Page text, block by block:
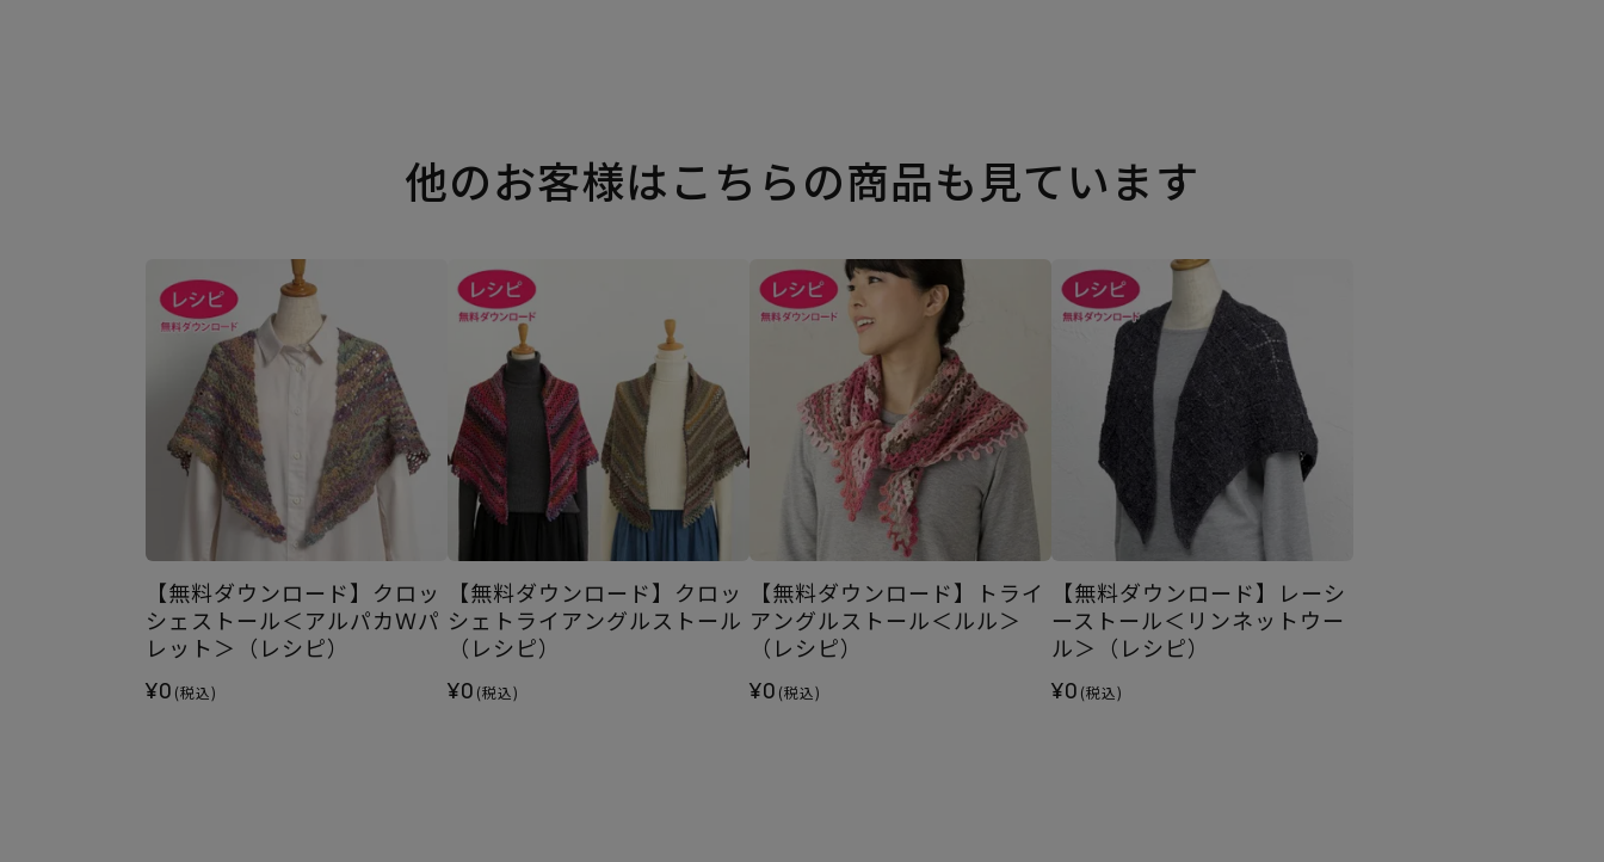
他のお客様はこちらの商品も見ています
【無料ダウンロード】クロッ
シェストール＜アルパカＷパ
レット＞（レシピ）
¥0 (税込)
【無料ダウンロード】クロッ
シェトライアングルストール
（レシピ）
¥0 (税込)
【無料ダウンロード】トライ
アングルストール＜ルル＞
（レシピ）
¥0 (税込)
【無料ダウンロード】レーシ
ーストール＜リンネットウー
ル＞（レシピ）
¥0 (税込)